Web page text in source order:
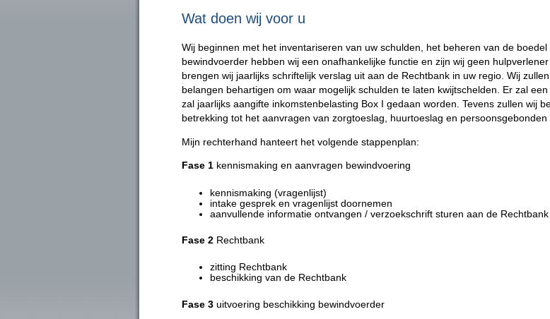
U bent hier
Wat doen wij voor u
Wij beginnen met het inventariseren van uw schulden, het beheren van de
bewindvoerder hebben wij een onafhankelijke functie en zijn wij geen
brengen wij jaarlijks schriftelijk verslag uit aan de Rechtbank in uw regio. Wij
belangen behartigen om waar mogelijk schulden te laten kwijtschelden. Er zal
zal jaarlijks aangifte inkomstenbelasting Box I gedaan worden. Tevens zullen wij
betrekking tot het aanvragen van zorgtoeslag, huurtoeslag en persoonsgebonden
Mijn rechterhand hanteert het volgende stappenplan:
Fase 1 kennismaking en aanvragen bewindvoering
kennismaking (vragenlijst)
intake gesprek en vragenlijst doornemen
aanvullende informatie ontvangen / verzoekschrift sturen aan de Rechtbank
Fase 2 Rechtbank
zitting Rechtbank
beschikking van de Rechtbank
Fase 3 uitvoering beschikking bewindvoerder